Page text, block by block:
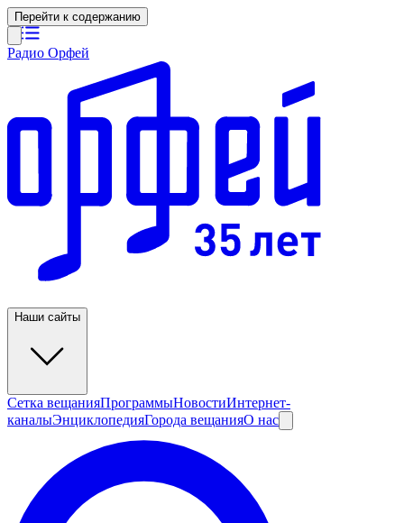
Перейти к содержанию
Радио Орфей
Наши сайты
Сетка вещанияПрограммыНовостиИнтернет-
каналыЭнциклопедияГорода вещанияО нас